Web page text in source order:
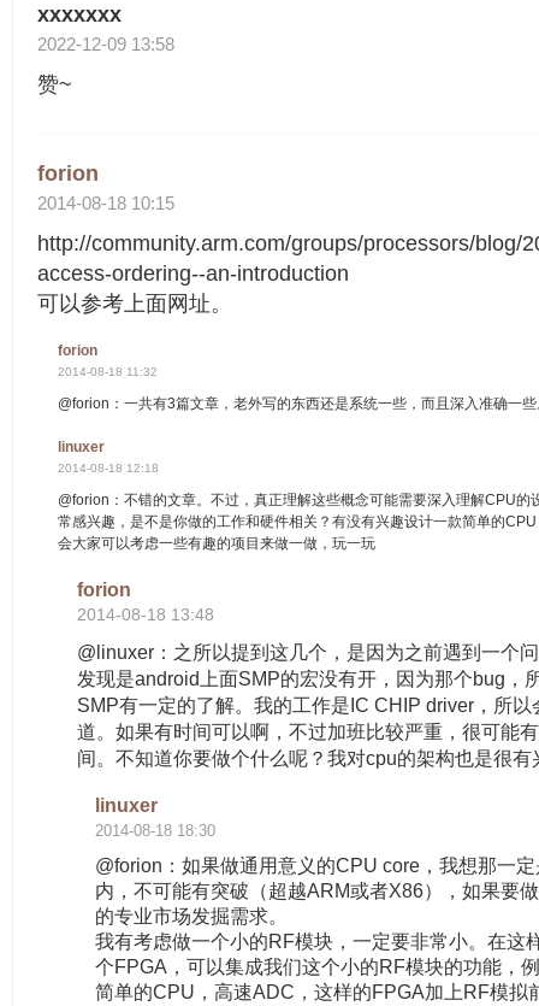
xxxxxxx
2022-12-09 13:58
赞~
forion
2014-08-18 10:15
http://community.arm.com/groups/processors/blog/
access-ordering--an-introduction
可以参考上面网址。
forion
2014-08-18 11:32
@forion：一共有3篇文章，老外写的东西还是系统一些，而且深入准确一
linuxer
2014-08-18 12:18
@forion：不错的文章。不过，真正理解这些概念可能需要深入理解CPU的
常感兴趣，是不是你做的工作和硬件相关？有没有兴趣设计一款简单的
会大家可以考虑一些有趣的项目来做一做，玩一玩
forion
2014-08-18 13:48
@linuxer：之所以提到这几个，是因为之前遇到一个
发现是android上面SMP的宏没有开，因为那个bug，
SMP有一定的了解。我的工作是IC CHIP driver，所
道。如果有时间可以啊，不过加班比较严重，很可能
间。不知道你要做个什么呢？我对cpu的架构也是很有
linuxer
2014-08-18 18:30
@forion：如果做通用意义的CPU core，我想那一
内，不可能有突破（超越ARM或者X86），如果要
的专业市场发掘需求。
我有考虑做一个小的RF模块，一定要非常小。在这
个FPGA，可以集成我们这个小的RF模块的功能，
简单的CPU，高速ADC，这样的FPGA加上RF模拟